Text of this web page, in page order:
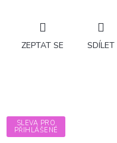
ZEPTAT SE SDÍLET
SLEVA PRO
PŘIHLÁŠENÉ